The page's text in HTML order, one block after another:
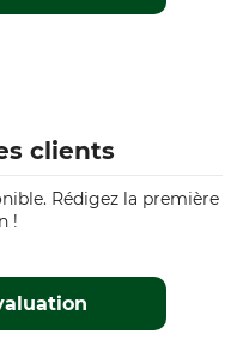
clients
Rédigez la première
!